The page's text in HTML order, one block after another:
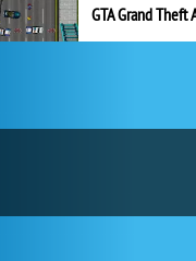
GTA Grand Theft